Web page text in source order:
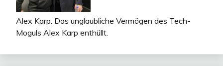
Alex Karp: Das unglaubliche Vermögen des Tech-
Moguls Alex Karp enthüllt.